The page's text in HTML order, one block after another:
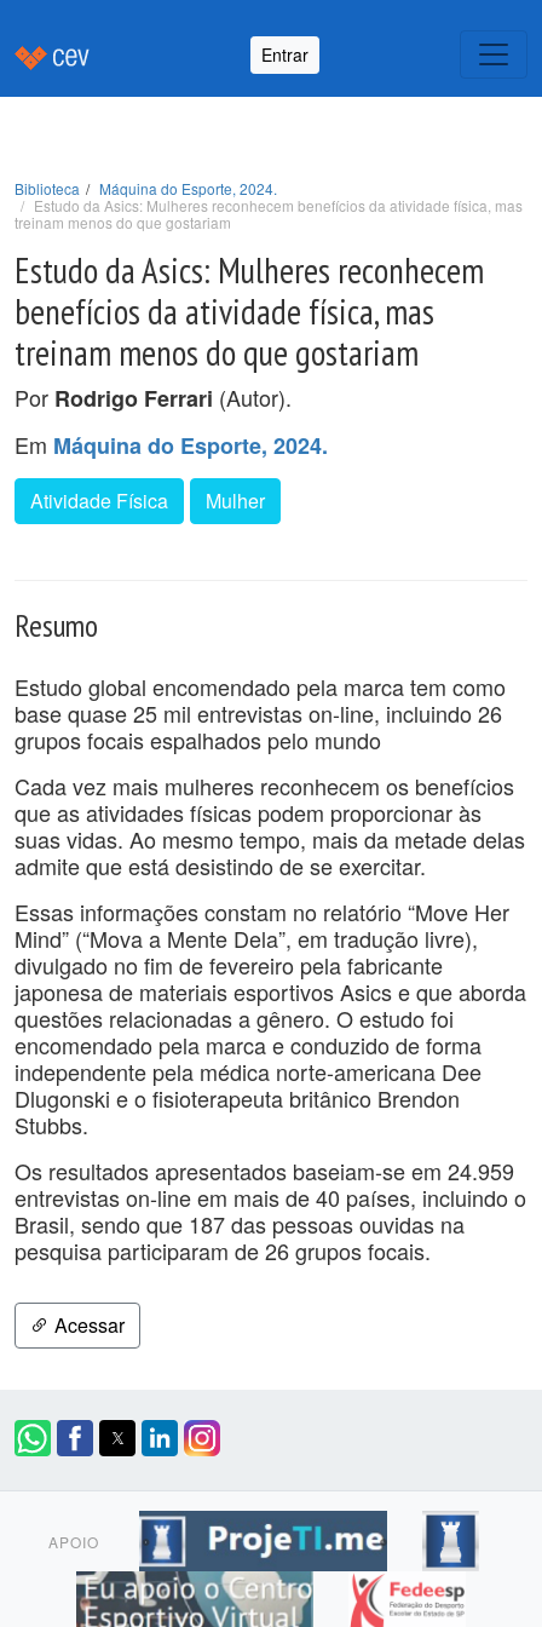
Entrar
Biblioteca
Máquina do Esporte, 2024.
Estudo da Asics: Mulheres reconhecem benefícios da atividade física, mas
treinam menos do que gostariam
Estudo da Asics: Mulheres reconhecem
benefícios da atividade física, mas
treinam menos do que gostariam
Por Rodrigo Ferrari (Autor).
Em Máquina do Esporte, 2024.
Atividade Física Mulher
Resumo
Estudo global encomendado pela marca tem como
base quase 25 mil entrevistas on-line, incluindo 26
grupos focais espalhados pelo mundo
Cada vez mais mulheres reconhecem os benefícios
que as atividades físicas podem proporcionar às
suas vidas. Ao mesmo tempo, mais da metade delas
admite que está desistindo de se exercitar.
Essas informações constam no relatório “Move Her
Mind” (“Mova a Mente Dela”, em tradução livre),
divulgado no fim de fevereiro pela fabricante
japonesa de materiais esportivos Asics e que aborda
questões relacionadas a gênero. O estudo foi
encomendado pela marca e conduzido de forma
independente pela médica norte-americana Dee
Dlugonski e o fisioterapeuta britânico Brendon
Stubbs.
Os resultados apresentados baseiam-se em 24.959
entrevistas on-line em mais de 40 países, incluindo o
Brasil, sendo que 187 das pessoas ouvidas na
pesquisa participaram de 26 grupos focais.
Acessar
APOIO